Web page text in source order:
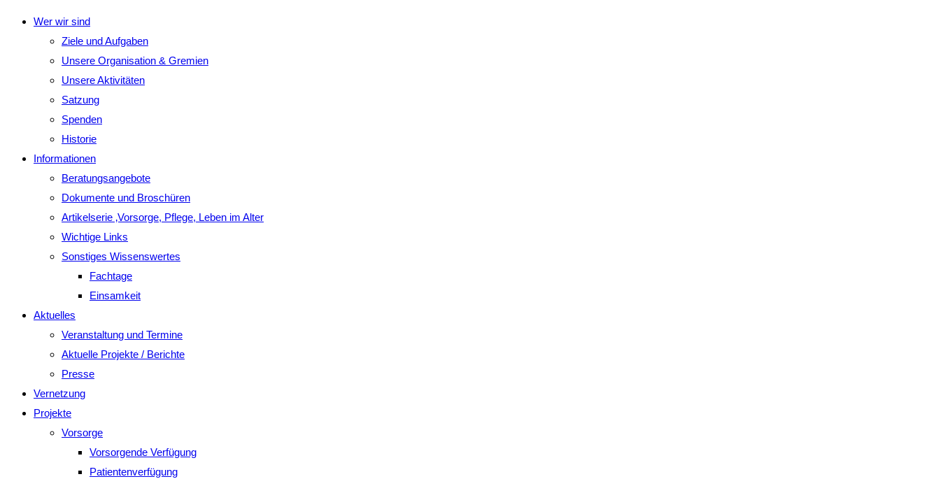
Wer wir sind
Ziele und Aufgaben
Unsere Organisation & Gremien
Unsere Aktivitäten
Satzung
Spenden
Historie
Informationen
Beratungsangebote
Dokumente und Broschüren
Artikelserie ‚Vorsorge, Pflege, Leben im Alter
Wichtige Links
Sonstiges Wissenswertes
Fachtage
Einsamkeit
Aktuelles
Veranstaltung und Termine
Aktuelle Projekte / Berichte
Presse
Vernetzung
Projekte
Vorsorge
Vorsorgende Verfügung
Patientenverfügung